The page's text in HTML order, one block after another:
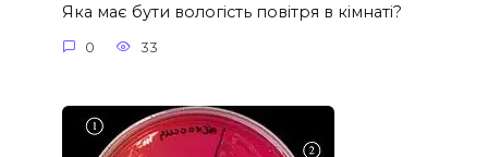
Яка має бути вологість повітря в кімнаті?
0 33